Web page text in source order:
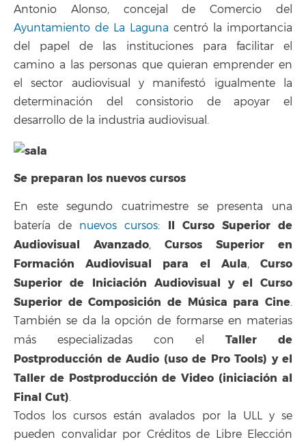
Antonio Alonso, concejal de Comercio del
Ayuntamiento de La Laguna centró la importancia
del papel de las instituciones para facilitar el
camino a las personas que quieran emprender en
el sector audiovisual y manifestó igualmente la
determinación del consistorio de apoyar el
desarrollo de la industria audiovisual.
Se preparan los nuevos cursos
En este segundo cuatrimestre se presenta una
batería de nuevos cursos: II Curso Superior de
Audiovisual Avanzado, Cursos Superior en
Formación Audiovisual para el Aula,Curso
Superior de Iniciación Audiovisual y el Curso
Superior de Composición de Música para Cine.
También se da la opción de formarse en materias
más especializadas con el Taller de
Postproducción de Audio (uso de Pro Tools) y el
Taller de Postproducción de Video (iniciación al
Final Cut).
Todos los cursos están avalados por la ULL y se
pueden convalidar por Créditos de Libre Elección